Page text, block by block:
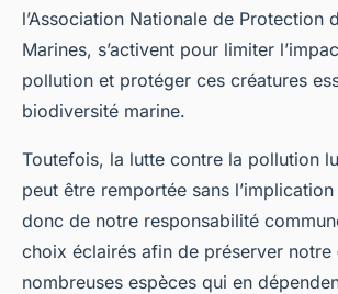
l’Association Nationale de Protection
Marines, s’activent pour limiter
pollution et protéger ces créatures
biodiversité marine.
Toutefois, la lutte contre la pollution
peut être remportée sans
donc de notre responsabilité
choix éclairés afin de préserver notre
nombreuses espèces qui en